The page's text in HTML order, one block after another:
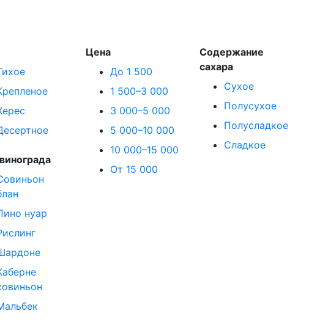
нуар
Цена
До 1 500
1 500–3 000
3 000–5 000
5 000–10 000
10 000–15 000
От 15 000
Содержание
сахара
Сухое
Полусухое
Полусладкое
Сладкое